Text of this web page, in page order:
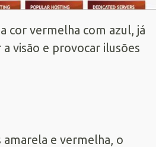
cor vermelha com azul, já
visão e provocar ilusões
amarela e vermelha, o